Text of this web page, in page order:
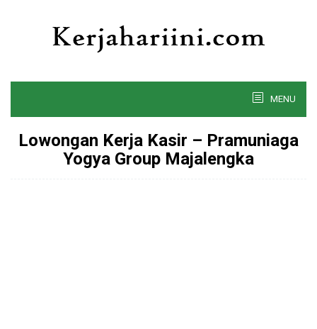
MENU
Lowongan Kerja Kasir – Pramuniaga
Yogya Group Majalengka